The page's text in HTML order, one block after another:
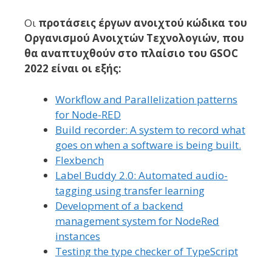
Οι προτάσεις έργων ανοιχτού κώδικα του
Οργανισμού Ανοιχτών Τεχνολογιών, που
θα αναπτυχθούν στο πλαίσιο του GSOC
2022 είναι οι εξής:
Workflow and Parallelization patterns
for Node-RED
Build recorder: A system to record what
goes on when a software is being built.
Flexbench
Label Buddy 2.0: Automated audio-
tagging using transfer learning
Development of a backend
management system for NodeRed
instances
Testing the type checker of TypeScript